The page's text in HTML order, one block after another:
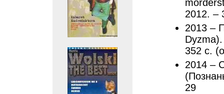
2012. –
2013 –
352 с.
2014 –
29